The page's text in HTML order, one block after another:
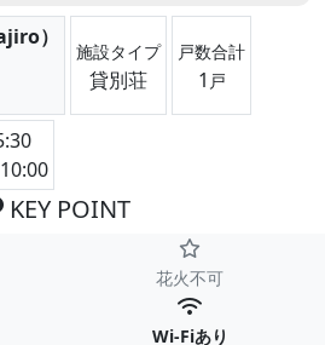
）
施設タイプ
貸別荘
戸数合計
1 戸
10:00
KEY POINT
花火不可
Wi-Fiあり